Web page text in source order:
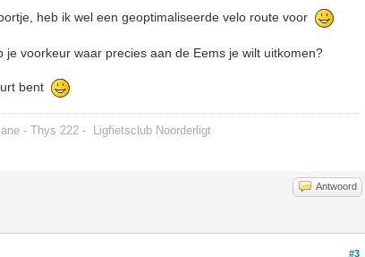
heb ik wel een geoptimaliseerde velo route voor
voorkeur waar precies aan de Eems je wilt uitkomen?
bent
- Thys 222 - Ligfietsclub Noorderligt
Antwoord
#3